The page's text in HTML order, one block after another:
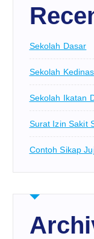
Sekolah Dasar
Sekolah
Sekolah Ikatan
Surat Izin Sakit
Contoh Sikap